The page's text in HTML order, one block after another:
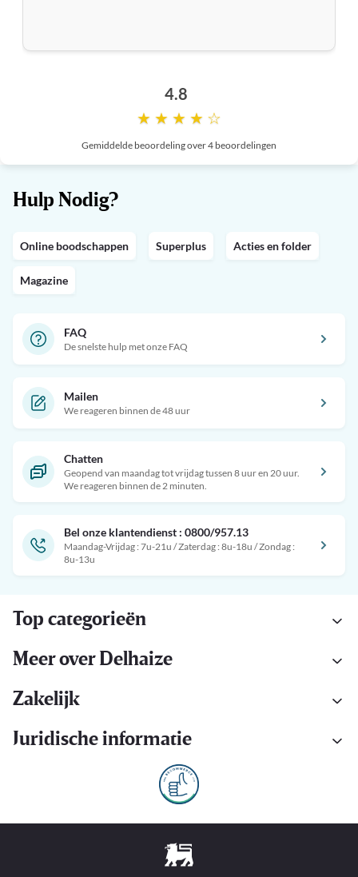
4.8
★ ★ ★ ★ ☆
Gemiddelde beoordeling over 4 beoordelingen
Hulp Nodig?
Online boodschappen Superplus Acties en folder
Magazine
FAQ
De snelste hulp met onze FAQ
Mailen
We reageren binnen de 48 uur
Chatten
Geopend van maandag tot vrijdag tussen 8 uur en 20 uur.
We reageren binnen de 2 minuten.
Bel onze klantendienst : 0800/957.13
Maandag-Vrijdag : 7u-21u / Zaterdag : 8u-18u / Zondag :
8u-13u
Top categorieën
Meer over Delhaize
Zakelijk
Juridische informatie